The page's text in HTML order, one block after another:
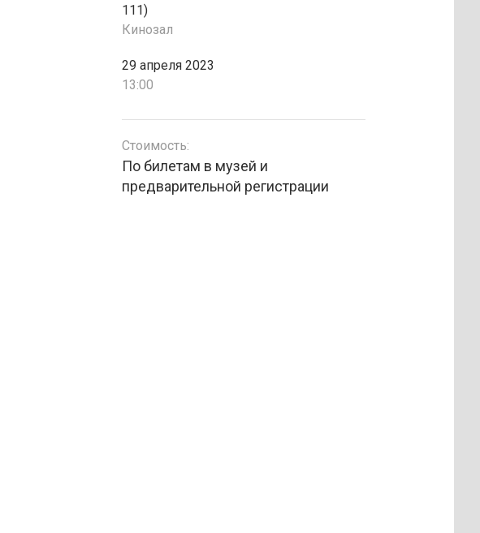
111)
Кинозал
29 апреля 2023
13:00
Стоимость:
По билетам в музей и
предварительной регистрации